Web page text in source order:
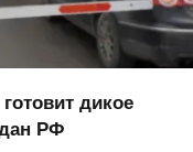
дикое
РФ